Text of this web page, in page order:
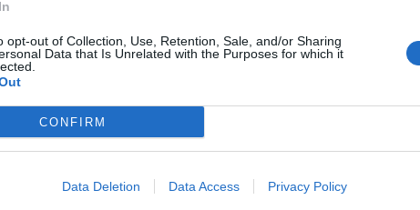
opt-out of Collection, Use, Retention, Sale, and/or Sharing
Data that Is Unrelated with the Purposes for which it
CONFIRM
Data Deletion Data Access Privacy Policy
Síndromes menores. Tema 15.
interferencia en la calidad de